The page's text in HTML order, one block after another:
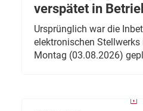
verspätet in
Ursprünglich war die
elektronischen
Montag (03.08.2026)